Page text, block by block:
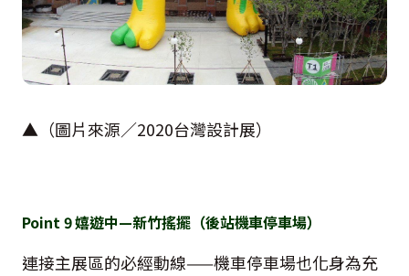
▲（圖片來源／2020台灣設計展）
Point 9嬉遊中—新竹搖擺（後站機車停車場）
連接主展區的必經動線——機車停車場也化身為充